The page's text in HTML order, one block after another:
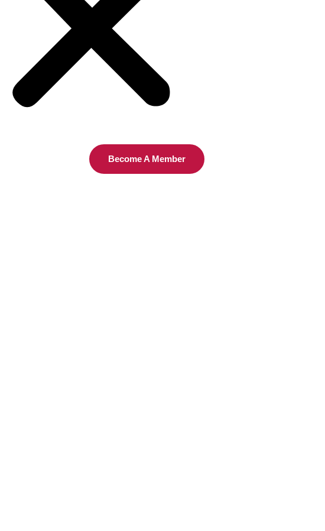
Become A Member